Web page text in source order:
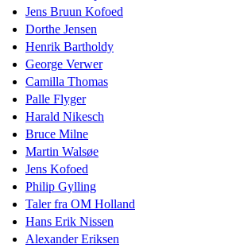
Jens Bruun Kofoed
Dorthe Jensen
Henrik Bartholdy
George Verwer
Camilla Thomas
Palle Flyger
Harald Nikesch
Bruce Milne
Martin Walsøe
Jens Kofoed
Philip Gylling
Taler fra OM Holland
Hans Erik Nissen
Alexander Eriksen